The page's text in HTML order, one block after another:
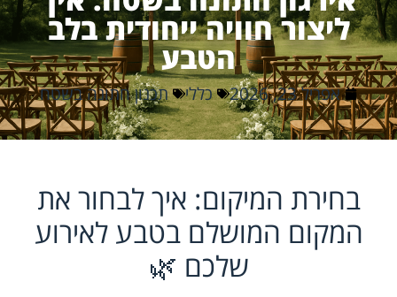
ליצור חוויה ייחודית בלב
הטבע
אפריל 23, 2026 כללי תכנון חתונה בשטח
בחירת המיקום: איך לבחור את
המקום המושלם בטבע לאירוע
שלכם 🌿